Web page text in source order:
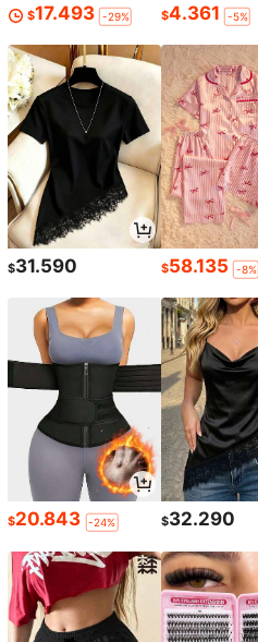
$17.493 -29% $4.361 -5%
$31.590 $58.135 -8%
$20.843 -24% $32.290